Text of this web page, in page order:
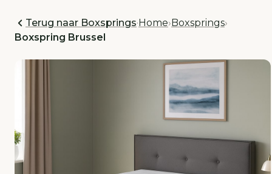
Terug naar Boxsprings·Home›Boxsprings›
Boxspring Brussel